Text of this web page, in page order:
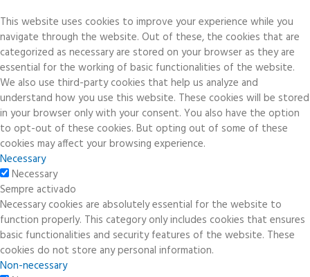
This website uses cookies to improve your experience while you
navigate through the website. Out of these, the cookies that are
categorized as necessary are stored on your browser as they are
essential for the working of basic functionalities of the website.
We also use third-party cookies that help us analyze and
understand how you use this website. These cookies will be stored
in your browser only with your consent. You also have the option
to opt-out of these cookies. But opting out of some of these
cookies may affect your browsing experience.
Necessary
Necessary
Sempre activado
Necessary cookies are absolutely essential for the website to
function properly. This category only includes cookies that ensures
basic functionalities and security features of the website. These
cookies do not store any personal information.
Non-necessary